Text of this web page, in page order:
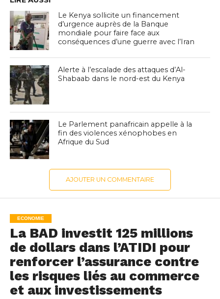
Le Kenya sollicite un financement
d’urgence auprès de la Banque
mondiale pour faire face aux
conséquences d’une guerre avec l’Iran
Alerte à l’escalade des attaques d’Al-
Shabaab dans le nord-est du Kenya
Le Parlement panafricain appelle à la
fin des violences xénophobes en
Afrique du Sud
AJOUTER UN COMMENTAIRE
ECONOMIE
La BAD investit 125 millions
de dollars dans l’ATIDI pour
renforcer l’assurance contre
les risques liés au commerce
et aux investissements